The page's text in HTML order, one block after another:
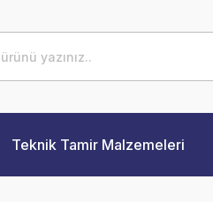
Teknik Tamir Malzemeleri